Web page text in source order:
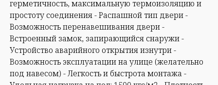
герметичность, максимальную термоизоляцию и
простоту соединения - Распашной тип двери -
Возможность перенавешивания двери -
Встроенный замок, запирающийся снаружи -
Устройство аварийного открытия изнутри -
Возможность эксплуатации на улице (желательно
под навесом) - Легкость и быстрота монтажа -